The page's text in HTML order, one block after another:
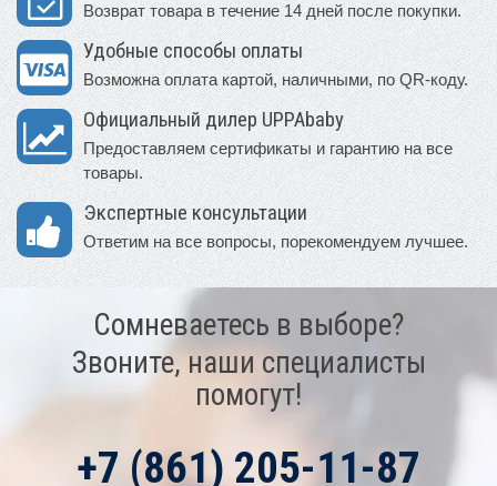
Возврат товара в течение 14 дней после покупки.
Удобные способы оплаты
Возможна оплата картой, наличными, по QR-коду.
Официальный дилер UPPAbaby
Предоставляем сертификаты и гарантию на все
товары.
Экспертные консультации
Ответим на все вопросы, порекомендуем лучшее.
Сомневаетесь в выборе?
Звоните, наши специалисты
помогут!
+7 (861) 205-11-87